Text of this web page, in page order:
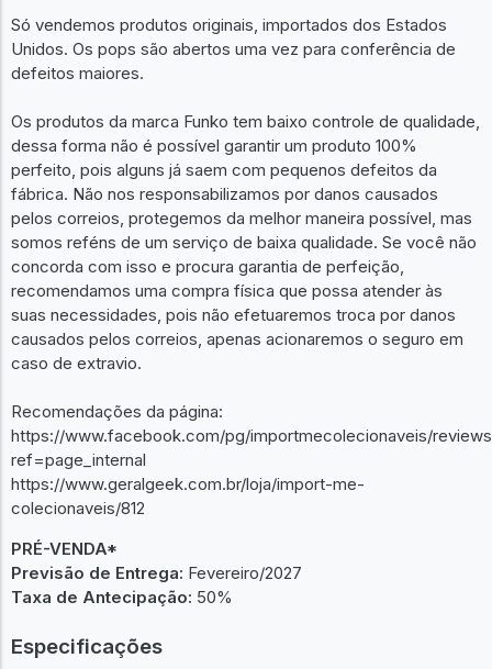
Só vendemos produtos originais, importados dos Estados
Unidos. Os pops são abertos uma vez para conferência de
defeitos maiores.
Os produtos da marca Funko tem baixo controle de qualidade,
dessa forma não é possível garantir um produto 100%
perfeito, pois alguns já saem com pequenos defeitos da
fábrica. Não nos responsabilizamos por danos causados
pelos correios, protegemos da melhor maneira possível, mas
somos reféns de um serviço de baixa qualidade. Se você não
concorda com isso e procura garantia de perfeição,
recomendamos uma compra física que possa atender às
suas necessidades, pois não efetuaremos troca por danos
causados pelos correios, apenas acionaremos o seguro em
caso de extravio.
Recomendações da página:
https://www.facebook.com/pg/importmecolecionaveis/
ref=page_internal
https://www.geralgeek.com.br/loja/import-me-
colecionaveis/812
PRÉ-VENDA*
Previsão de Entrega: Fevereiro/2027
Taxa de Antecipação: 50%
Especificações